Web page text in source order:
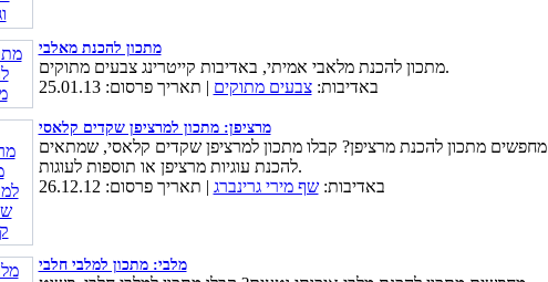
מתכון להכנת מאלבי
מתכון להכנת מלאבי אמיתי, באדיבות קייטרינג צבעים מתוקים.
באדיבות:צבעים מתוקים | תאריך פרסום: 25.01.13
מרציפן: מתכון למרציפן שקדים קלאסי
מחפשים מתכון להכנת מרציפן? קבלו מתכון למרציפן שקדים קלאסי, שמתאים
להכנת עוגיות מרציפן או תוספות לעוגות.
באדיבות:שף מירי גרינברג | תאריך פרסום: 26.12.12
מלבי: מתכון למלבי חלבי